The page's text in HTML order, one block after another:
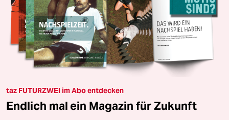
taz FUTURZWEI im Abo entdecken
Endlich mal ein Magazin für Zukunft